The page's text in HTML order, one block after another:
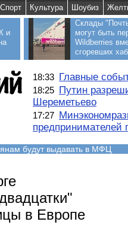
Спорт Культура Шоубиз
и
Склады
могут быть
Wildberries
сгоревших
18:33 Главные
18:25 Путин
Шереметьево
17:27
предпринимателей
будут выдавать в МФЦ
в Европе